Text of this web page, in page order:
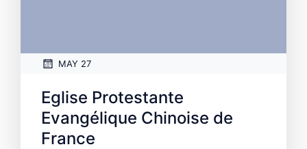
MAY 27
Eglise Protestante
Evangélique Chinoise de
France